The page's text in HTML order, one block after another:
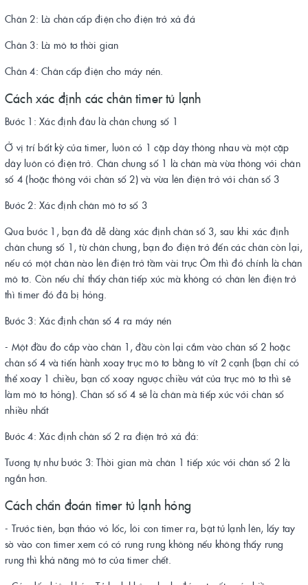
Chân 2: Là chân cấp điện cho điện trở xả đá
Chân 3: Là mô tơ thời gian
Chân 4: Chân cấp điện cho máy nén.
Cách xác định các chân timer tủ lạnh
Bước 1: Xác định đâu là chân chung số 1
Ở vị trí bất kỳ của timer, luôn có 1 cặp dây thông nhau và một cặp
dây luôn có điện trở. Chân chung số 1 là chân mà vừa thông với chân
số 4 (hoặc thông với chân số 2) và vừa lên điện trở với chân số 3
Bước 2: Xác định chân mô tơ số 3
Qua bước 1, bạn đã dễ dàng xác định chân số 3, sau khi xác định
chân chung số 1, từ chân chung, bạn đo điện trở đến các chân còn lại,
nếu có một chân nào lên điện trở tầm vài trục Ôm thì đó chính là chân
mô tơ. Còn nếu chỉ thấy chân tiếp xúc mà không có chân lên điện trở
thì timer đó đã bị hỏng.
Bước 3: Xác định chân số 4 ra máy nén
- Một đầu đo cắp vào chân 1, đầu còn lại cắm vào chân số 2 hoặc
chân số 4 và tiến hành xoay trục mô tơ bằng tô vít 2 cạnh (bạn chỉ có
thể xoay 1 chiều, bạn cố xoay ngược chiều vát của trục mô tơ thì sẽ
làm mô tơ hỏng). Chân số số 4 sẽ là chân mà tiếp xúc với chân số
nhiều nhất
Bước 4: Xác định chân số 2 ra điện trở xả đá:
Tương tự như bước 3: Thời gian mà chân 1 tiếp xúc với chân số 2 là
ngắn hơn.
Cách chẩn đoán timer tủ lạnh hỏng
- Trước tiên, bạn tháo vỏ lốc, lôi con timer ra, bật tủ lạnh lên, lấy tay
sờ vào con timer xem có có rung rung không nếu không thấy rung
rung thì khả năng mô tơ của timer chết.